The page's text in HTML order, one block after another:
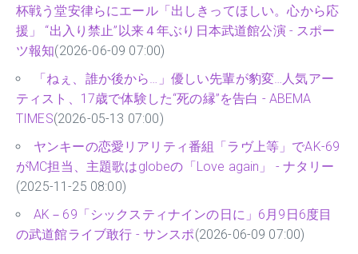
杯戦う堂安律らにエール「出しきってほしい。心から応
援」 “出入り禁止”以来４年ぶり日本武道館公演 - スポー
ツ報知(2026-06-09 07:00)
「ねぇ、誰か後から…」優しい先輩が豹変…人気アー
ティスト、17歳で体験した“死の縁”を告白 - ABEMA
TIMES(2026-05-13 07:00)
ヤンキーの恋愛リアリティ番組「ラヴ上等」でAK-69
がMC担当、主題歌はglobeの「Love again」 - ナタリー
(2025-11-25 08:00)
AK－69「シックスティナインの日に」6月9日6度目
の武道館ライブ敢行 - サンスポ(2026-06-09 07:00)